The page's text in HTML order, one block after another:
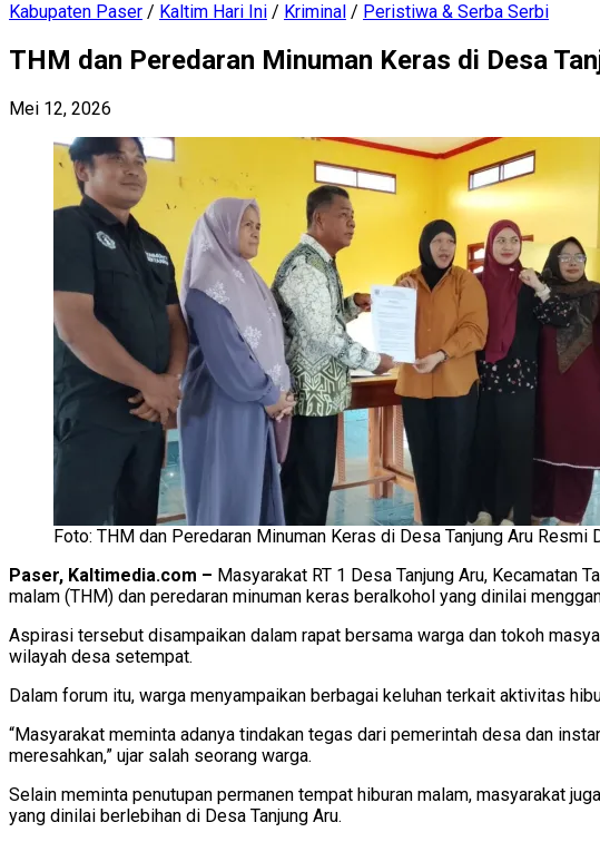
Kabupaten Paser / Kaltim Hari Ini / Kriminal / Peristiwa & Serba Serbi
THM dan Peredaran Minuman Keras di Desa
Mei 12, 2026
Foto: THM dan Peredaran Minuman Keras di Desa Tanjung Aru Resmi
Paser, Kaltimedia.com – Masyarakat RT 1 Desa Tanjung Aru, Kecamatan
malam (THM) dan peredaran minuman keras beralkohol yang dinilai
Aspirasi tersebut disampaikan dalam rapat bersama warga dan tokoh
wilayah desa setempat.
Dalam forum itu, warga menyampaikan berbagai keluhan terkait aktivitas
“Masyarakat meminta adanya tindakan tegas dari pemerintah desa dan
meresahkan,” ujar salah seorang warga.
Selain meminta penutupan permanen tempat hiburan malam, masyarakat
yang dinilai berlebihan di Desa Tanjung Aru.